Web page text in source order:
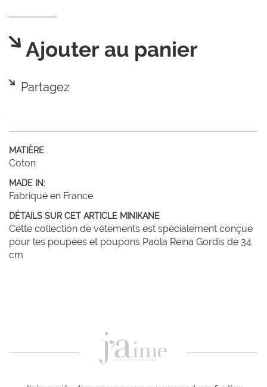
Ajouter au panier
Partagez
MATIÈRE
Coton
MADE IN:
Fabriqué en France
DÉTAILS SUR CET ARTICLE MINIKANE
Cette collection de vêtements est spécialement conçue
pour les poupées et poupons Paola Reina Gordis de 34
cm